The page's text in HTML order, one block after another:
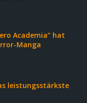
Academia“ hat
Manga
leistungsstärkste